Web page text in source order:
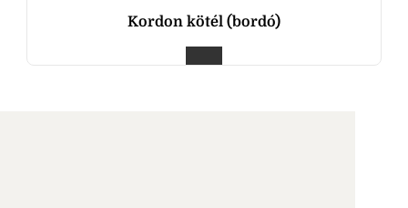
Kordon kötél (bordó)